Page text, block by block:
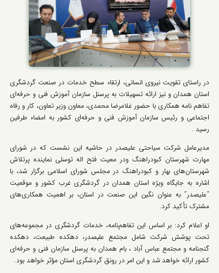
در راستای تقویت نیروی انسانی، ارتقاء سطح خدمات در صنعت گردشگری
استان همدان و نیز ارائه تسهیلات به پرسنل سازمان آموزش فنی و حرفه‌ای
تفاهم نامه همکاری با حضور غلامرضا محمدی، معاون وزیر تعاون، کار و رفاه
اجتماعی و رئیس سازمان آموزش فنی و حرفه‌ای کشور به امضاء طرفین
رسید .
مدیرعامل شرکت سیاحتی علیصدر در حاشیه این نشست که در شورای
مهارت شهرستان کبودراهنگ ودر معیت فتح اله توسلی نماینده پرتلاش
شهرستان‌های بهار و کبودراهنگ در مجلس شورای اسلامی برگزار شد، با
اشاره به جایگاه ویژه استان همدان در گردشگری غرب کشور و موقعیت
“علیصدر” به عنوان نگین این صنعت در استان، بر اهمیت همکاری‌های
مشترک تأکید کرد.
او اعلام کرد: بر اساس این تفاهم‌نامه، خدمات گردشگری در مجموعه‌های
تحت پوشش شرکت شامل مجتمع علیصدر، دهکده طبیعت، دهکده
گنجنامه و مجتمع عباس آباد ، بام همدان به پرسنل سازمان فنی و حرفه‌ای
کشور ارائه خواهد شد و این امر در رونق گردشگری استان مؤثر خواهد بود.